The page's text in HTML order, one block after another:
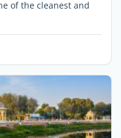
of the cleanest and